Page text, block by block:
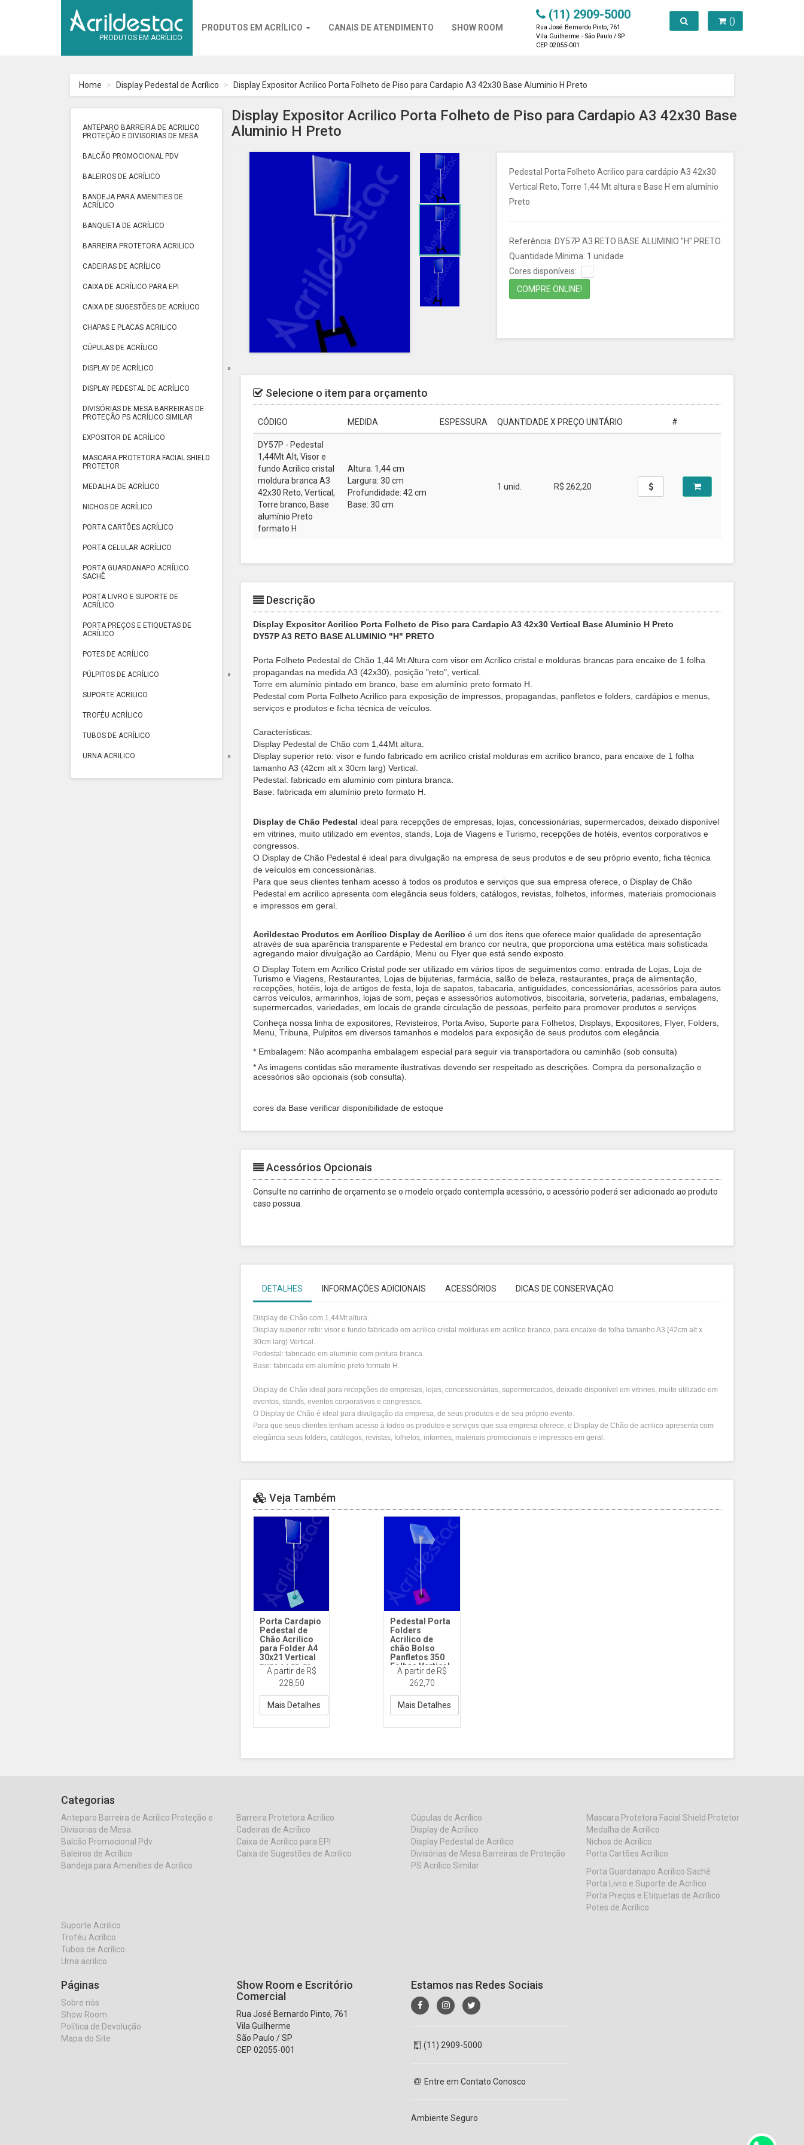
PRODUTOS EM ACRÍLICO
PRODUTOS EM ACRÍLICO CANAIS DE ATENDIMENTO SHOW ROOM
(11) 2909-5000
Rua José Bernardo Pinto, 761
Vila Guilherme - São Paulo / SP
CEP 02055-001
()
Toggle search
Home Display Pedestal de Acrílico Display Expositor Acrilico Porta Folheto de Piso para Cardapio A3 42x30 Base Aluminio H Preto
ANTEPARO BARREIRA DE ACRILICO
PROTEÇÃO E DIVISORIAS DE MESA
BALCÃO PROMOCIONAL PDV
BALEIROS DE ACRÍLICO
BANDEJA PARA AMENITIES DE
ACRÍLICO
BANQUETA DE ACRÍLICO
BARREIRA PROTETORA ACRILICO
CADEIRAS DE ACRÍLICO
CAIXA DE ACRÍLICO PARA EPI
CAIXA DE SUGESTÕES DE ACRÍLICO
CHAPAS E PLACAS ACRILICO
CÚPULAS DE ACRÍLICO
DISPLAY DE ACRÍLICO
DISPLAY PEDESTAL DE ACRÍLICO
DIVISÓRIAS DE MESA BARREIRAS DE
PROTEÇÃO PS ACRÍLICO SIMILAR
EXPOSITOR DE ACRÍLICO
MASCARA PROTETORA FACIAL SHIELD
PROTETOR
MEDALHA DE ACRÍLICO
NICHOS DE ACRÍLICO
PORTA CARTÕES ACRÍLICO
PORTA CELULAR ACRÍLICO
PORTA GUARDANAPO ACRÍLICO
SACHÊ
PORTA LIVRO E SUPORTE DE
ACRÍLICO
PORTA PREÇOS E ETIQUETAS DE
ACRÍLICO
POTES DE ACRÍLICO
PÚLPITOS DE ACRÍLICO
SUPORTE ACRILICO
TROFÉU ACRÍLICO
TUBOS DE ACRÍLICO
URNA ACRILICO
Display Expositor Acrilico Porta Folheto de Piso para Cardapio A3 42x30 Base
Aluminio H Preto
Pedestal Porta Folheto Acrilico para cardápio A3 42x30
Vertical Reto, Torre 1,44 Mt altura e Base H em alumínio
Preto
Referência: DY57P A3 RETO BASE ALUMINIO "H" PRETO
Quantidade Mínima: 1 unidade
Cores disponíveis:
COMPRE ONLINE!
Selecione o item para orçamento
CÓDIGO MEDIDA ESPESSURA QUANTIDADE X PREÇO UNITÁRIO #
DY57P - Pedestal
1,44Mt Alt, Visor e
fundo Acrilico cristal
moldura branca A3
42x30 Reto, Vertical,
Torre branco, Base
alumínio Preto
formato H
Altura: 1,44 cm
Largura: 30 cm
Profundidade: 42 cm
Base: 30 cm
1 unid. R$ 262,20
Descrição
Display Expositor Acrilico Porta Folheto de Piso para Cardapio A3 42x30 Vertical Base Aluminio H Preto
DY57P A3 RETO BASE ALUMINIO "H" PRETO
Porta Folheto Pedestal de Chão 1,44 Mt Altura com visor em Acrilico cristal e molduras brancas para encaixe de 1 folha
propagandas na medida A3 (42x30), posição "reto", vertical.
Torre em alumínio pintado em branco, base em alumínio preto formato H.
Pedestal com Porta Folheto Acrilico para exposição de impressos, propagandas, panfletos e folders, cardápios e menus,
serviços e produtos e ficha técnica de veículos.
Características:
Display Pedestal de Chão com 1,44Mt altura.
Display superior reto: visor e fundo fabricado em acrilico cristal molduras em acrilico branco, para encaixe de 1 folha
tamanho A3 (42cm alt x 30cm larg) Vertical.
Pedestal: fabricado em alumínio com pintura branca.
Base: fabricada em alumínio preto formato H.
Display de Chão Pedestal ideal para recepções de empresas, lojas, concessionárias, supermercados, deixado disponível
em vitrines, muito utilizado em eventos, stands, Loja de Viagens e Turismo, recepções de hotéis, eventos corporativos e
congressos.
O Display de Chão Pedestal é ideal para divulgação na empresa de seus produtos e de seu próprio evento, ficha técnica
de veículos em concessionárias.
Para que seus clientes tenham acesso à todos os produtos e serviços que sua empresa oferece, o Display de Chão
Pedestal em acrilico apresenta com elegância seus folders, catálogos, revistas, folhetos, informes, materiais promocionais
e impressos em geral.
Acrildestac Produtos em Acrílico Display de Acrílico é um dos itens que oferece maior qualidade de apresentação
através de sua aparência transparente e Pedestal em branco cor neutra, que proporciona uma estética mais sofisticada
agregando maior divulgação ao Cardápio, Menu ou Flyer que está sendo exposto.
O Display Totem em Acrilico Cristal pode ser utilizado em vários tipos de seguimentos como: entrada de Lojas, Loja de
Turismo e Viagens, Restaurantes, Lojas de bijuterias, farmácia, salão de beleza, restaurantes, praça de alimentação,
recepções, hotéis, loja de artigos de festa, loja de sapatos, tabacaria, antiguidades, concessionárias, acessórios para autos
carros veículos, armarinhos, lojas de som, peças e assessórios automotivos, biscoitaria, sorveteria, padarias, embalagens,
supermercados, variedades, em locais de grande circulação de pessoas, perfeito para promover produtos e serviços.
Conheça nossa linha de expositores, Revisteiros, Porta Aviso, Suporte para Folhetos, Displays, Expositores, Flyer, Folders,
Menu, Tribuna, Pulpitos em diversos tamanhos e modelos para exposição de seus produtos com elegância.
* Embalagem: Não acompanha embalagem especial para seguir via transportadora ou caminhão (sob consulta)
* As imagens contidas são meramente ilustrativas devendo ser respeitado as descrições. Compra da personalização e
acessórios são opcionais (sob consulta).
cores da Base verificar disponibilidade de estoque
Acessórios Opcionais
Consulte no carrinho de orçamento se o modelo orçado contempla acessório, o acessório poderá ser adicionado ao produto
caso possua.
DETALHES INFORMAÇÕES ADICIONAIS ACESSÓRIOS DICAS DE CONSERVAÇÃO
Display de Chão com 1,44Mt altura.
Display superior reto: visor e fundo fabricado em acrilico cristal molduras em acrilico branco, para encaixe de folha tamanho A3 (42cm alt x
30cm larg) Vertical.
Pedestal: fabricado em aluminio com pintura branca.
Base: fabricada em alumínio preto formato H.
Display de Chão ideal para recepções de empresas, lojas, concessionárias, supermercados, deixado disponível em vitrines, muito utilizado em
eventos, stands, eventos corporativos e congressos.
O Display de Chão é ideal para divulgação da empresa, de seus produtos e de seu próprio evento.
Para que seus clientes tenham acesso à todos os produtos e serviços que sua empresa oferece, o Display de Chão de acrilico apresenta com
elegância seus folders, catálogos, revistas, folhetos, informes, materiais promocionais e impressos em geral.
Veja Também
Porta Cardapio
Pedestal de
Chão Acrilico
para Folder A4
30x21 Vertical
DY24 A4 30x21
reto Vert
A partir de R$
228,50
Mais Detalhes
Pedestal Porta
Folders
Acrilico de
chão Bolso
Panfletos 350
Folhas Vertical
DY35 PF 35x25
inclinado
A partir de R$
262,70
Mais Detalhes
Categorias
Anteparo Barreira de Acrilico Proteção e
Divisorias de Mesa
Balcão Promocional Pdv
Baleiros de Acrílico
Bandeja para Amenities de Acrílico
Barreira Protetora Acrilico
Cadeiras de Acrílico
Caixa de Acrílico para EPI
Caixa de Sugestões de Acrílico
Cúpulas de Acrílico
Display de Acrílico
Display Pedestal de Acrílico
Divisórias de Mesa Barreiras de Proteção
PS Acrílico Similar
Mascara Protetora Facial Shield Protetor
Medalha de Acrílico
Nichos de Acrílico
Porta Cartões Acrílico
Porta Guardanapo Acrílico Sachê
Porta Livro e Suporte de Acrílico
Porta Preços e Etiquetas de Acrílico
Potes de Acrílico
Suporte Acrilico
Troféu Acrílico
Tubos de Acrílico
Urna acrilico
Páginas
Sobre nós
Show Room
Política de Devolução
Mapa do Site
Show Room e Escritório
Comercial
Rua José Bernardo Pinto, 761
Vila Guilherme
São Paulo / SP
CEP 02055-001
Estamos nas Redes Sociais
(11) 2909-5000
Entre em Contato Conosco
Ambiente Seguro